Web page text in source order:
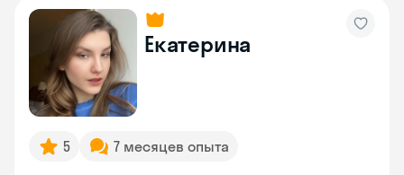
Екатерина
5 7 месяцев опыта